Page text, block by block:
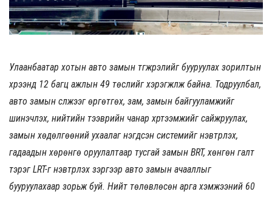
Улаанбаатар хотын авто замын түгжрэлийг бууруулах зорилтын
хүрээнд 12 багц ажлын 49 төслийг хэрэгжүүлж байна. Тодруулбал,
авто замын сүлжээг өргөтгөх, зам, замын байгууламжийг
шинэчлэх, нийтийн тээврийн чанар хүртээмжийг сайжруулах,
замын хөдөлгөөний ухаалаг нэгдсэн системийг нэвтрүүлэх,
гадаадын хөрөнгө оруулалтаар тусгай замын BRT, хөнгөн галт
тэрэг LRT-г нэвтрүүлэх зэргээр авто замын ачааллыг
бууруулахаар зорьж буй. Нийт төлөвлөсөн арга хэмжээний 60